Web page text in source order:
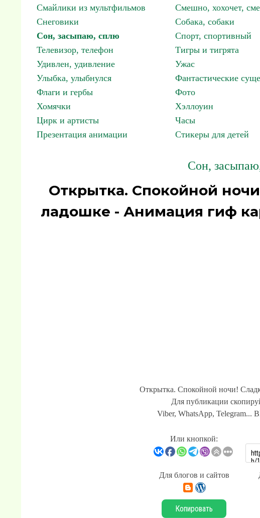
Смайлики из мультфильмов
Смешно, хохочет,
Снеговики
Собака, собаки
Сон, засыпаю, сплю
Спорт, спортивный
Телевизор, телефон
Тигры и тигрята
Удивлен, удивление
Ужас
Улыбка, улыбнулся
Фантастические
Флаги и гербы
Фото
Хомячки
Хэллоуин
Цирк и артисты
Часы
Презентация анимации
Стикеры для детей
Сон,
Открытка. Спокойной
ладошке - Анимация гиф
Открытка. Спокойной ночи!
Для публикации
Viber, WhatsApp, Telegram...
Или кнопкой:
Для блогов и сайтов
Копировать